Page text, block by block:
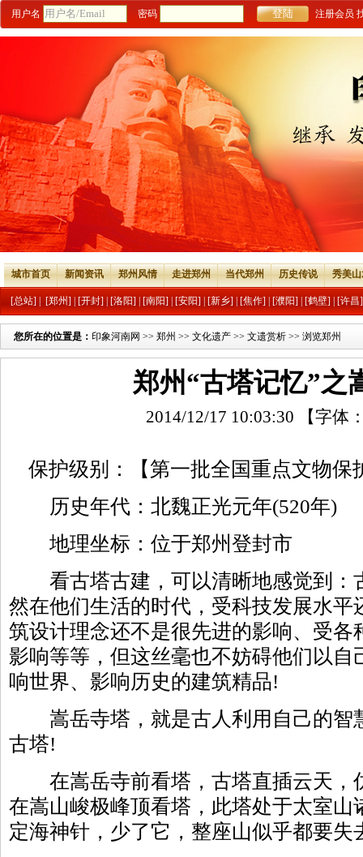
用户名 密码 注册会员
城市首页 新闻资讯 郑州风情 走进郑州 当代郑州 历史传说 秀美
[总站] [郑州] [开封] [洛阳] [南阳] [安阳] [新乡] [焦作] [濮阳] [鹤壁] [许昌]
您所在的位置是： 印象河南网 >> 郑州 >> 文化遗产 >> 文遗赏析 >> 浏览郑州
郑州“古塔记忆”之
2014/12/17 10:03:30 【字体
保护级别：【第一批全国重点文物
历史年代：北魏正光元年(520年)
地理坐标：位于郑州登封市
看古塔古建，可以清晰地感觉到：
然在他们生活的时代，受科技发展水平
筑设计理念还不是很先进的影响、受各
影响等等，但这丝毫也不妨碍他们以自
响世界、影响历史的建筑精品!
嵩岳寺塔，就是古人利用自己的智
古塔!
在嵩岳寺前看塔，古塔直插云天，
在嵩山峻极峰顶看塔，此塔处于太室山
定海神针，少了它，整座山似乎都要失